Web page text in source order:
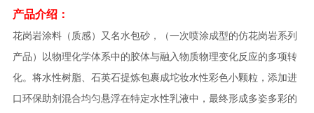
产品介绍：
花岗岩涂料（质感）又名水包砂，（一次喷涂成型的仿花岗岩系列
产品）以物理化学体系中的胶体与融入物质物理变化反应的多项转
化。将水性树脂、石英石提炼包裹成坨妆水性彩色小颗粒，添加进
口环保助剂混合均匀悬浮在特定水性乳液中，最终形成多姿多彩的